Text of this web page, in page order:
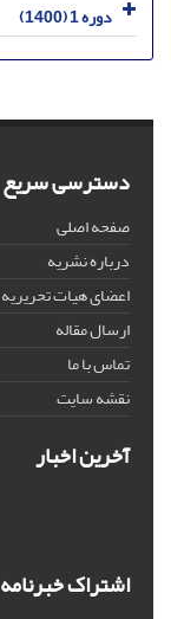
دوره 1 (1400)
دسترسی سریع
صفحه اصلی
درباره نشریه
اعضای هیات تحریریه
ارسال مقاله
تماس با ما
نقشه سایت
آخرین اخبار
اشتراک خبرنامه